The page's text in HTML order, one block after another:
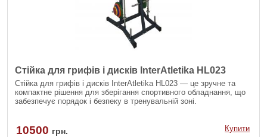
Стійка для грифів і дисків InterAtletika HL023
Стійка для грифів і дисків InterAtletika HL023 — це зручне та
компактне рішення для зберігання спортивного обладнання, що
забезпечує порядок і безпеку в тренувальній зоні.
10500 грн. Купити